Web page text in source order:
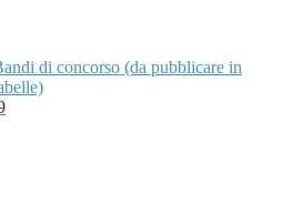
di concorso (da pubblicare in